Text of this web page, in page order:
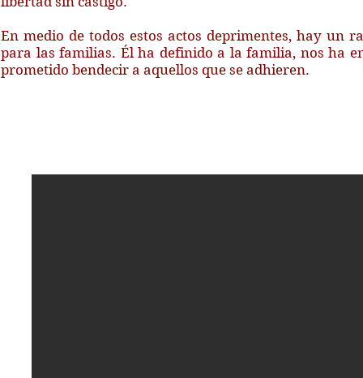
En medio de todos estos actos deprimentes, hay un
para las familias. Él ha definido a la familia, nos ha
prometido bendecir a aquellos que se adhieren.